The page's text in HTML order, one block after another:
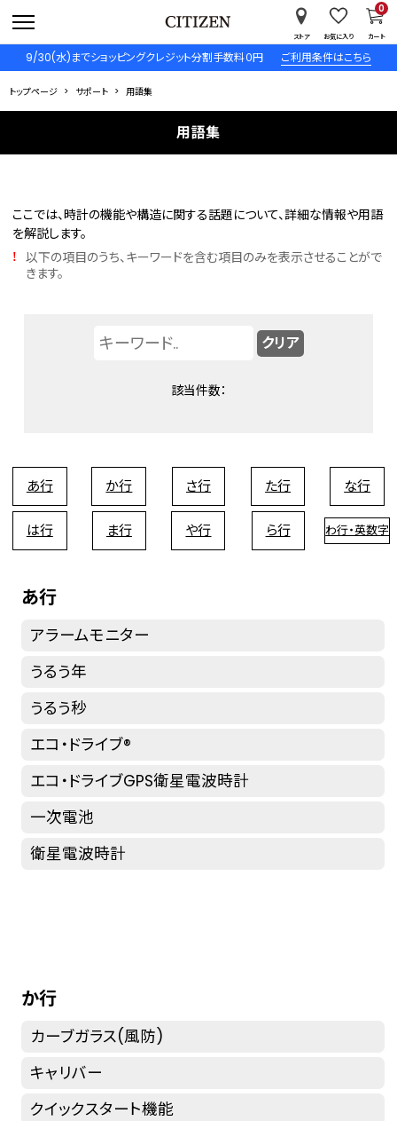
9/30(水)までショッピングクレジット分割手数料０円 ご利用条件はこちら
ストア お気に入り カート
0
トップページ サポート 用語集
用語集
ここでは、時計の機能や構造に関する話題について、詳細な情報や用語
を解説します。
!
以下の項目のうち、キーワードを含む項目のみを表示させることがで
きます。
該当件数：
あ行 か行 さ行 た行 な行
は行 ま行 や行 ら行 わ行・英数字
あ行
アラームモニター
うるう年
うるう秒
エコ・ドライブ®
エコ・ドライブGPS衛星電波時計
一次電池
衛星電波時計
か行
カーブガラス(風防)
キャリバー
クイックスタート機能